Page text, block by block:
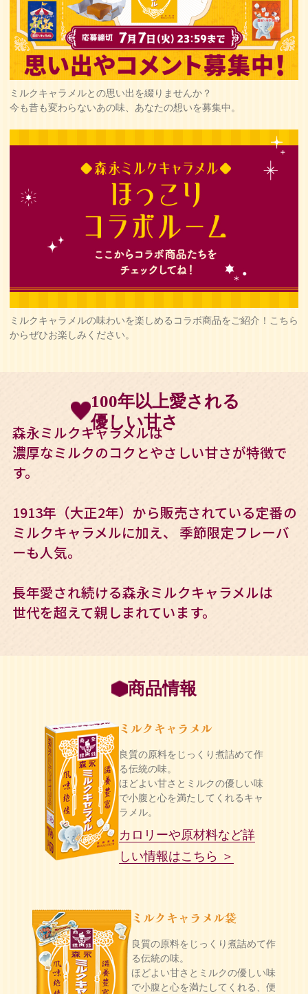
ミルクキャラメルとの思い出を綴りませんか？
今も昔も変わらないあの味、あなたの想いを募集中。
ミルクキャラメルの味わいを楽しめるコラボ商品をご紹介！こちら
からぜひお楽しみください。
100年以上愛される
優しい甘さ
森永ミルクキャラメルは
濃厚なミルクのコクとやさしい甘さが特徴で
す。
1913年（大正2年）から販売されている定番の
ミルクキャラメルに加え、
季節限定フレーバ
ーも人気。
長年愛され続ける森永ミルクキャラメルは
世代を超えて親しまれています。
商品情報
ミルクキャラメル
良質の原料をじっくり煮詰めて作
る伝統の味。
ほどよい甘さとミルクの優しい味
で小腹と心を満たしてくれるキャ
ラメル。
カロリーや原材料など詳
しい情報はこちら ＞
ミルクキャラメル袋
良質の原料をじっくり煮詰めて作
る伝統の味。
ほどよい甘さとミルクの優しい味
で小腹と心を満たしてくれる、便